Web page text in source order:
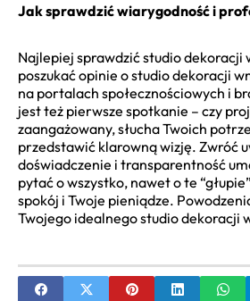
Jak sprawdzić wiarygodność i
Najlepiej sprawdzić studio
poszukać opinie o studio dekoracji
na portalach społecznościowych i
jest też pierwsze spotkanie – czy
zaangażowany, słucha Twoich
przedstawić klarowną wizję. Zwróć
doświadczenie i transparentność
pytać o wszystko, nawet o te
spokój i Twoje pieniądze.
Twojego idealnego studio dekoracji